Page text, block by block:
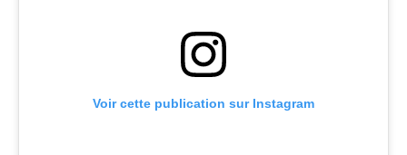
Voir cette publication sur Instagram